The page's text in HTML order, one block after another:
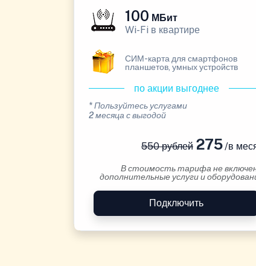
100 МБит
Wi-Fi в квартире
СИМ-карта для смартфонов
планшетов, умных устройств
по акции выгоднее
* Пользуйтесь услугами
2 месяца с выгодой
550 рублей275/в
В стоимость тарифа не
дополнительные услуги и
Подключить